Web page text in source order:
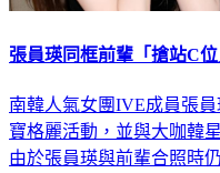
張員瑛同框前輩「搶站C
南韓人氣女團IVE成員張
寶格麗活動，並與大咖韓
由於張員瑛與前輩合照時